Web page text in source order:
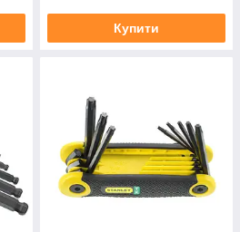
Купити